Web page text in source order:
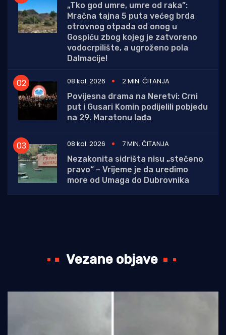
„Tko god umre, umre od raka”:
Mračna tajna 5 puta većeg brda
otrovnog otpada od onog u
Gospiću zbog kojeg je zatvoreno
vodocrpilište, a ugroženo pola
Dalmacije!
08 kol. 2026
2 MIN. ČITANJA
Povijesna drama na Neretvi: Crni
put i Gusari Komin podijelili pobjedu
na 29. Maratonu lađa
08 kol. 2026
7 MIN. ČITANJA
Nezakonita sidrišta nisu „stečeno
pravo“ – Vrijeme je da uredimo
more od Umaga do Dubrovnika
Vezane objave